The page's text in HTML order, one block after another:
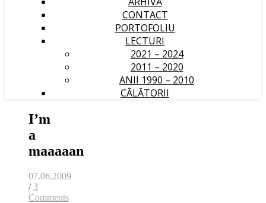
CONTACT
PORTOFOLIU
LECTURI
2021 – 2024
2011 – 2020
ANII 1990 – 2010
CĂLĂTORII
I’m
a
maaaaan
07.06.2009
/ 3
Comments